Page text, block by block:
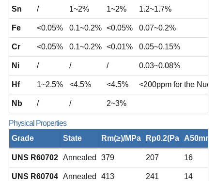
Sn / 1~2% 1~2% 1.2~1.7%
Fe <0.05% 0.1~0.2% <0.05% 0.07~0.2%
Cr <0.05% 0.1~0.2% <0.01% 0.05~0.15%
Ni / / / 0.03~0.08%
Hf 1~2.5% <4.5% <4.5% <200ppm for the
Nb / / 2~3%
Physical Properties
Grade
State Rm(≥)/MPa Rp0.2(Pa
UNS R60702 Annealed 379 207 16
UNS R60704 Annealed 413 241 14